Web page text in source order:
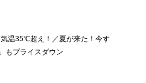
温35℃超え！／夏が来た！今す
もプライスダウン